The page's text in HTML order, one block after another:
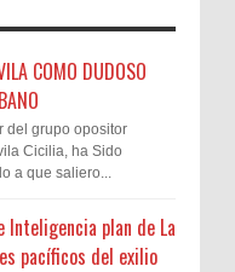
COMO DUDOSO
del grupo opositor
Cicilia, ha Sido
a que saliero...
plan de La
pacíficos del exilio